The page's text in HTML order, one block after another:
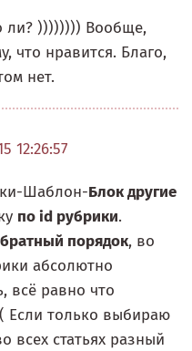
ли? )))))))) Вообще,
что нравится. Благо,
нет.
12:26:57
Шаблон-Блок другие
по id рубрики.
порядок, во
абсолютно
всё равно что
Если только выбираю
всех статьях разный